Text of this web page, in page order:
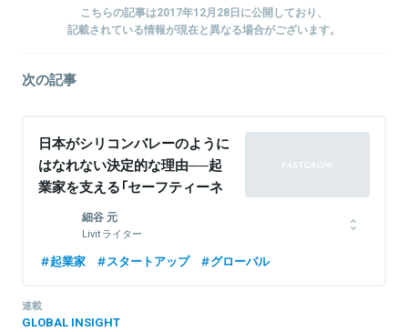
こちらの記事は2017年12月28日に公開しており、
記載されている情報が現在と異なる場合がございます。
次の記事
日本がシリコンバレーのように
はなれない決定的な理由──起
業家を支える「セーフティーネ
ットの欠如」
細谷 元
Livit ライター
シンガポール在住ライター。主にアジア、中東地域のテック動向を
起業家 スタートアップ グローバル
連載
GLOBAL INSIGHT